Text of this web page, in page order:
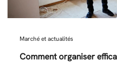
Marché et actualités
Comment organiser